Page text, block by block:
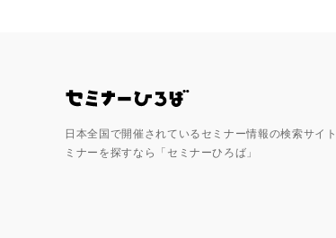
日本全国で開催されているセミナー情報の検索サイ
ミナーを探すなら「セミナーひろば」